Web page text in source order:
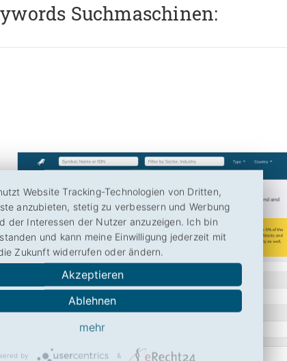
Suchmaschinen:
Website Tracking-Technologien von Dritten,
anzubieten, stetig zu verbessern und Werbung
der Interessen der Nutzer anzuzeigen. Ich bin
und kann meine Einwilligung jederzeit mit
Zukunft widerrufen oder ändern.
Akzeptieren
Ablehnen
mehr
by &